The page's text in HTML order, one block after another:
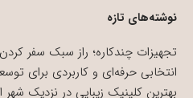
نوشته‌های تازه
تجهیزات چندکاره؛ راز سبک سفر
انتخابی حرفه‌ای و کاربردی برای
بهترین کلینیک زیبایی در نزدیک شهر